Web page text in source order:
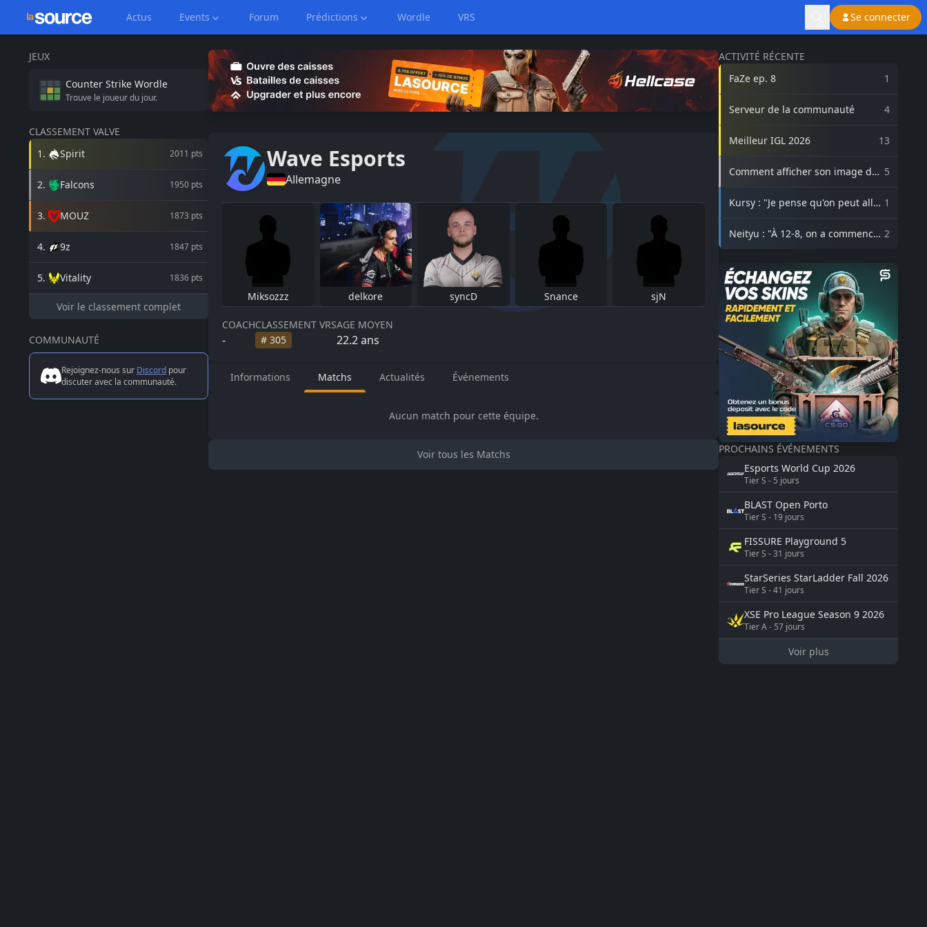
Actus Events Forum Prédictions Wordle VRS Se connecter
JEUX
Counter Strike Wordle
Trouve le joueur du jour.
CLASSEMENT VALVE
1 . Spirit 2011 pts
2. Falcons 1950 pts
3. MOUZ 1873 pts
4. 9z 1847 pts
5. Vitality 1836 pts
Voir le classement complet
COMMUNAUTÉ
Rejoignez-nous sur Discord pour
discuter avec la communauté.
Wave Esports
Allemagne
Miksozzz delkore syncD Snance sjN
COACH
-
CLASSEMENT VRS
# 305
AGE MOYEN
22.2ans
Informations Matchs Actualités Événements
Aucun match pour cette équipe.
Voir tous les Matchs
ACTIVITÉ RÉCENTE
FaZe ep. 8
1
Serveur de la communauté 4
Meilleur IGL 2026 13
Comment afficher son image de
5
Kursy : "Je pense qu'on peut aller
3DMAX"
1
Neityu : "À 12-8, on a commencé 2
PROCHAINS ÉVÉNEMENTS
Esports World Cup 2026
TierS - 5 jours
BLAST Open Porto
TierS - 19 jours
FISSURE Playground 5
TierS -31 jours
StarSeries StarLadder Fall 2026
TierS -41 jours
XSE Pro League Season 9 2026
TierA- 57 jours
Voir plus